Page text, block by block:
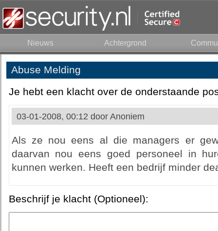
Nieuws Achtergrond
Abuse Melding
Je hebt een klacht over de onderstaande
03-01-2008, 00:12 door Anoniem
Als ze nou eens al die managers er
daarvan nou eens goed personeel in
kunnen werken. Heeft een bedrijf minder
Beschrijf je klacht (Optioneel):